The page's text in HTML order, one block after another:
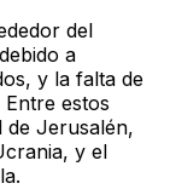
del
a
y la falta de
Entre estos
de Jerusalén,
y el